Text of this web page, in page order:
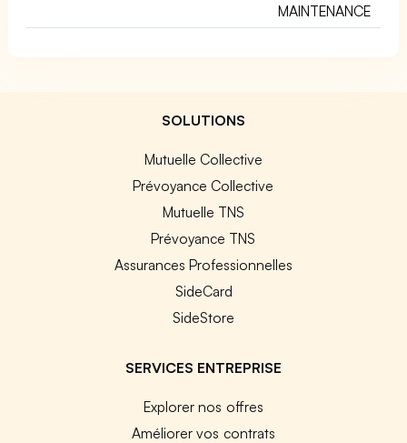
MAINTENANCE
SOLUTIONS
Mutuelle Collective
Prévoyance Collective
Mutuelle TNS
Prévoyance TNS
Assurances Professionnelles
SideCard
SideStore
SERVICES ENTREPRISE
Explorer nos offres
Améliorer vos contrats